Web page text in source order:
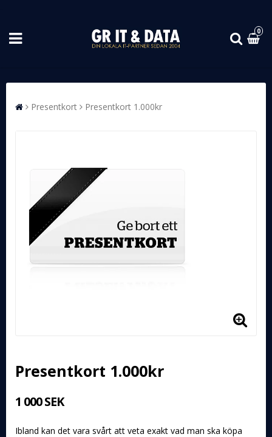
0
Presentkort Presentkort 1.000kr
Presentkort 1.000kr
1 000 SEK
Ibland kan det vara svårt att veta exakt vad man ska köpa